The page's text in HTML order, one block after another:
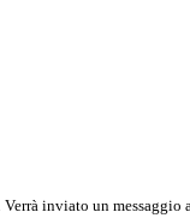
Verrà inviato un